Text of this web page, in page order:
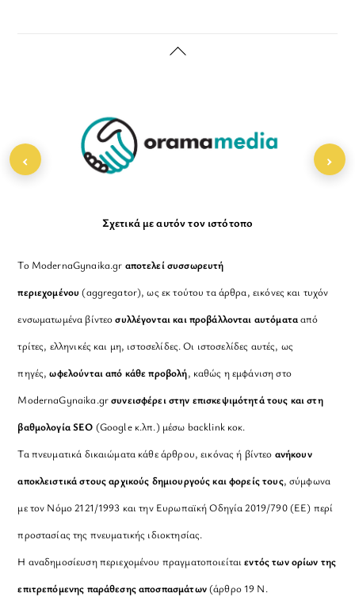
Back
Σχετικά με αυτόν τον ιστότοπο
Το ModernaGynaika.gr αποτελεί συσσωρευτή
περιεχομένου (aggregator), ως εκ τούτου τα άρθρα, εικόνες και τυχόν
ενσωματωμένα βίντεοσυλλέγονται και προβάλλονται αυτόματααπό
τρίτες, ελληνικές και μη, ιστοσελίδες. Οι ιστοσελίδες αυτές, ως
πηγές,ωφελούνται από κάθε προβολή, καθώς η εμφάνιση στο
ModernaGynaika.grσυνεισφέρει στην επισκεψιμότητά τους και στη
βαθμολογία SEO (Google κ.λπ.) μέσω backlink κοκ.
Τα πνευματικά δικαιώματα κάθε άρθρου, εικόνας ή βίντεο ανήκουν
αποκλειστικά στους αρχικούς δημιουργούς και φορείς τους, σύμφωνα
με τον Νόμο 2121/1993 και την Ευρωπαϊκή Οδηγία 2019/790 (ΕΕ) περί
προστασίας της πνευματικής ιδιοκτησίας.
Η αναδημοσίευση περιεχομένου πραγματοποιείταιεντός των ορίων της
επιτρεπόμενης παράθεσης αποσπασμάτων(άρθρο 19 Ν.
‹ ›